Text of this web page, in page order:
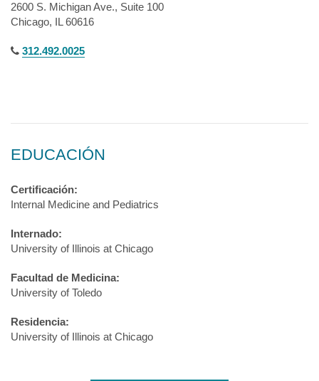
2600 S. Michigan Ave., Suite 100
Chicago, IL 60616
312.492.0025
EDUCACIÓN
Certificación:
Internal Medicine and Pediatrics
Internado:
University of Illinois at Chicago
Facultad de Medicina:
University of Toledo
Residencia:
University of Illinois at Chicago